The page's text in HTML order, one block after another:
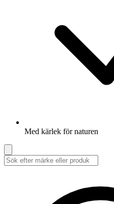
Med kärlek för naturen